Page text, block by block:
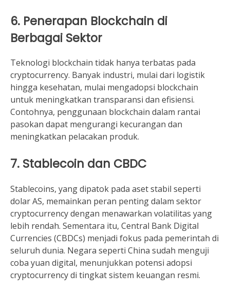
6. Penerapan Blockchain di
Berbagai Sektor
Teknologi blockchain tidak hanya terbatas pada
cryptocurrency. Banyak industri, mulai dari logistik
hingga kesehatan, mulai mengadopsi blockchain
untuk meningkatkan transparansi dan efisiensi.
Contohnya, penggunaan blockchain dalam rantai
pasokan dapat mengurangi kecurangan dan
meningkatkan pelacakan produk.
7. Stablecoin dan CBDC
Stablecoins, yang dipatok pada aset stabil seperti
dolar AS, memainkan peran penting dalam sektor
cryptocurrency dengan menawarkan volatilitas yang
lebih rendah. Sementara itu, Central Bank Digital
Currencies (CBDCs) menjadi fokus pada pemerintah di
seluruh dunia. Negara seperti China sudah menguji
coba yuan digital, menunjukkan potensi adopsi
cryptocurrency di tingkat sistem keuangan resmi.